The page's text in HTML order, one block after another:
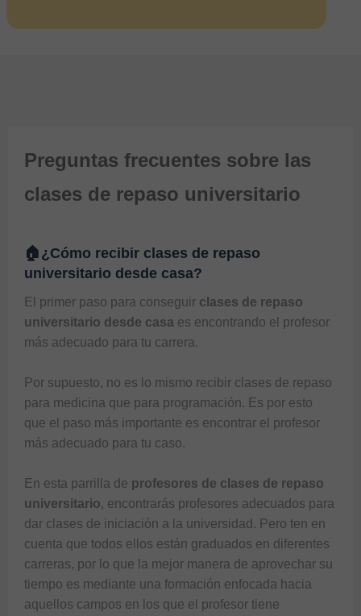
Preguntas frecuentes sobre las
clases de repaso universitario
🏠¿Cómo recibir clases de repaso
universitario desde casa?
El primer paso para conseguir clases de repaso
universitario desde casa es encontrando el profesor
más adecuado para tu carrera.
Por supuesto, no es lo mismo recibir clases de repaso
para medicina que para programación. Es por esto
que el paso más importante es encontrar el profesor
más adecuado para tu caso.
En esta parrilla de profesores de clases de repaso
universitario, encontrarás profesores adecuados para
dar clases de iniciación a la universidad. Pero ten en
cuenta que todos ellos están graduados en diferentes
carreras, por lo que la mejor manera de aprovechar su
tiempo es mediante una formación enfocada hacia
aquellos campos en los que el profesor tiene